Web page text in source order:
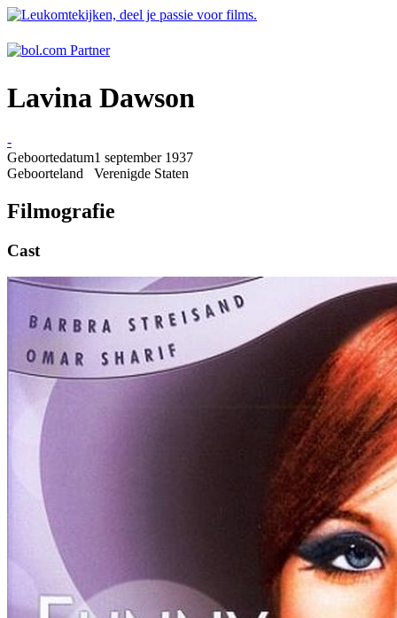
Lavina Dawson
-
Geboortedatum1 september 1937
Geboorteland
Verenigde Staten
Filmografie
Cast